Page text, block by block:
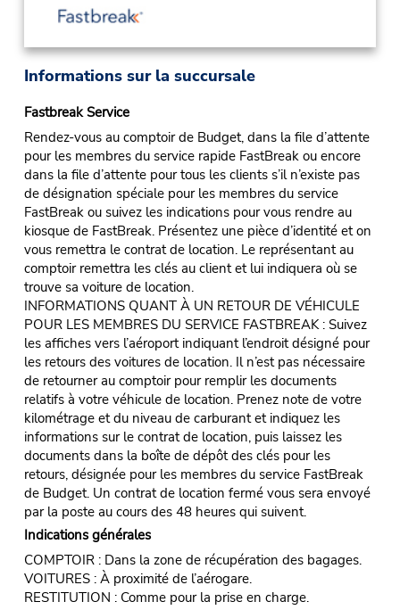
Informations sur la succursale
Fastbreak Service
Rendez-vous au comptoir de Budget, dans la file d’attente
pour les membres du service rapide FastBreak ou encore
dans la file d’attente pour tous les clients s’il n’existe pas
de désignation spéciale pour les membres du service
FastBreak ou suivez les indications pour vous rendre au
kiosque de FastBreak. Présentez une pièce d’identité et on
vous remettra le contrat de location. Le représentant au
comptoir remettra les clés au client et lui indiquera où se
trouve sa voiture de location.
INFORMATIONS QUANT À UN RETOUR DE VÉHICULE
POUR LES MEMBRES DU SERVICE FASTBREAK : Suivez
les affiches vers l’aéroport indiquant l’endroit désigné pour
les retours des voitures de location. Il n’est pas nécessaire
de retourner au comptoir pour remplir les documents
relatifs à votre véhicule de location. Prenez note de votre
kilométrage et du niveau de carburant et indiquez les
informations sur le contrat de location, puis laissez les
documents dans la boîte de dépôt des clés pour les
retours, désignée pour les membres du service FastBreak
de Budget. Un contrat de location fermé vous sera envoyé
par la poste au cours des 48 heures qui suivent.
Indications générales
COMPTOIR : Dans la zone de récupération des bagages.
VOITURES : À proximité de l’aérogare.
RESTITUTION : Comme pour la prise en charge.